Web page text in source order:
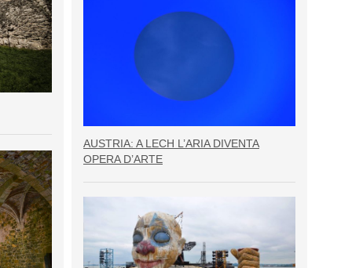
AUSTRIA: A LECH L’ARIA DIVENTA
OPERA D’ARTE